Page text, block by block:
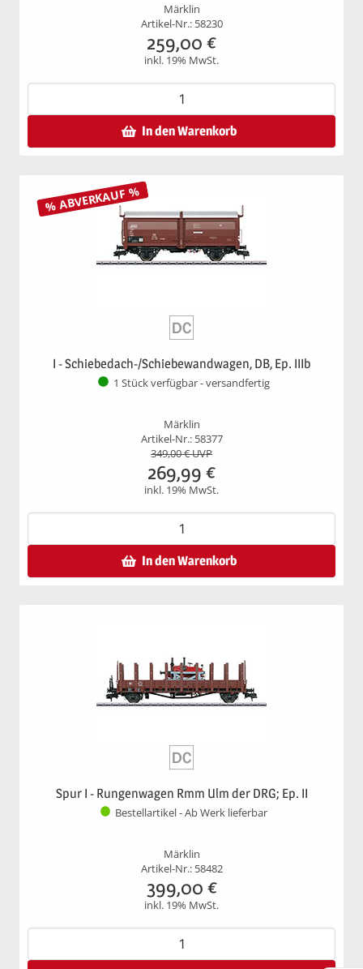
Märklin
Artikel-Nr.: 58230
259,00 €
inkl. 19% MwSt.
In den Warenkorb
% ABVERKAUF %
I - Schiebedach-/Schiebewandwagen, DB, Ep. IIIb
1 Stück verfügbar - versandfertig
Märklin
Artikel-Nr.: 58377
349,00€ UVP
269,99 €
inkl. 19% MwSt.
In den Warenkorb
Spur I - Rungenwagen Rmm Ulm der DRG; Ep. II
Bestellartikel - Ab Werk lieferbar
Märklin
Artikel-Nr.: 58482
399,00 €
inkl. 19% MwSt.